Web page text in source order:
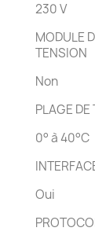
230 V
MODULE
TENSION
Non
PLAGE DE
0° à 40°C
Oui